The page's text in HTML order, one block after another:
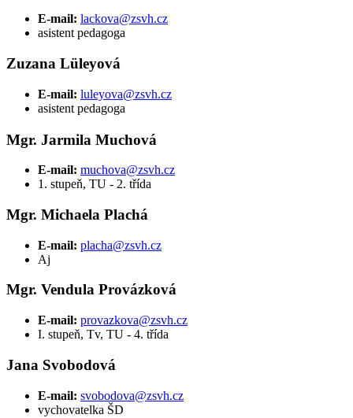
E-mail: lackova@zsvh.cz
asistent pedagoga
Zuzana Lüleyová
E-mail: luleyova@zsvh.cz
asistent pedagoga
Mgr. Jarmila Muchová
E-mail: muchova@zsvh.cz
1. stupeň, TU - 2. třída
Mgr. Michaela Plachá
E-mail: placha@zsvh.cz
Aj
Mgr. Vendula Provázková
E-mail: provazkova@zsvh.cz
I. stupeň, Tv, TU - 4. třída
Jana Svobodová
E-mail: svobodova@zsvh.cz
vychovatelka ŠD